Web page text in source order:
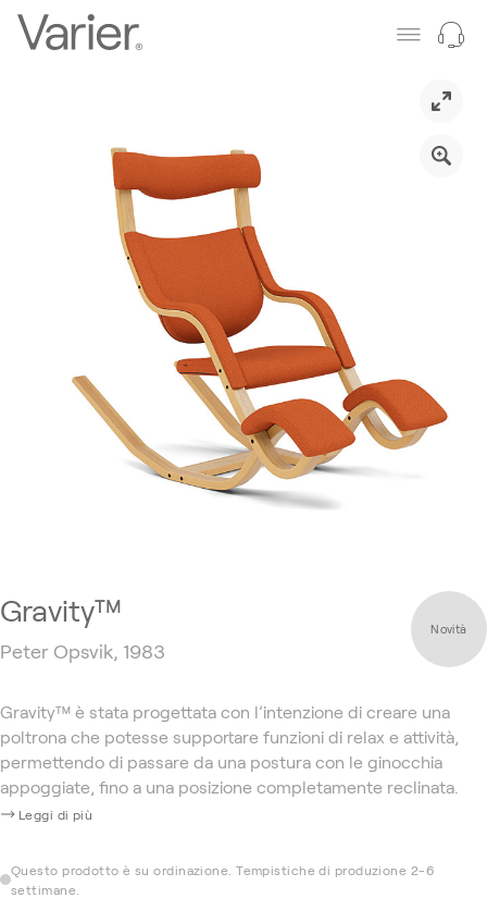
Gravity™
Peter Opsvik, 1983
Novità
Gravity™ è stata progettata con l’intenzione di creare una
poltrona che potesse supportare funzioni di relax e attività,
permettendo di passare da una postura con le ginocchia
appoggiate, fino a una posizione completamente reclinata.
Leggi di più
Questo prodotto è su ordinazione. Tempistiche di produzione 2-6
settimane.